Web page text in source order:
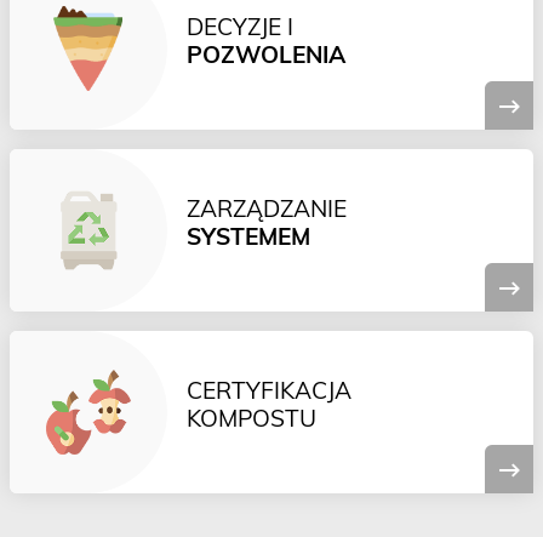
DECYZJE I
POZWOLENIA
ZARZĄDZANIE
SYSTEMEM
CERTYFIKACJA
KOMPOSTU